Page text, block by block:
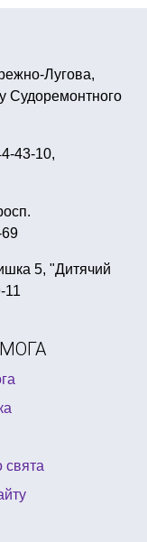
костюм короля
футбол
посіпаки
дівчинці
серце
Лугова,
Судоремонтного
43-10,
69
5, "Дитячий
11
свята